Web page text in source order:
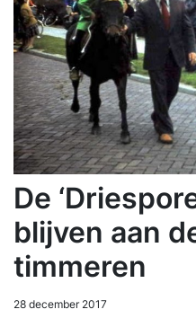
De
blijven aan
timmeren
28 december 2017